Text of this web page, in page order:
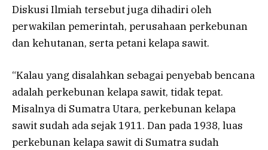
Diskusi Ilmiah tersebut juga dihadiri oleh
perwakilan pemerintah, perusahaan perkebunan
dan kehutanan, serta petani kelapa sawit.
“Kalau yang disalahkan sebagai penyebab bencana
adalah perkebunan kelapa sawit, tidak tepat.
Misalnya di Sumatra Utara, perkebunan kelapa
sawit sudah ada sejak 1911. Dan pada 1938, luas
perkebunan kelapa sawit di Sumatra sudah